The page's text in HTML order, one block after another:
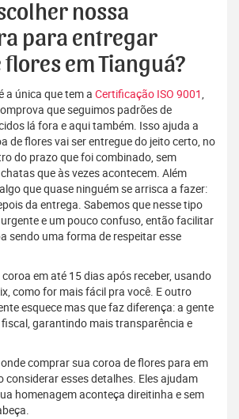
nossa
para entregar
flores em Tianguá?
a única que tem a Certificação ISO 9001,
que seguimos padrões de
lá fora e aqui também. Isso ajuda a
de flores vai ser entregue do jeito certo, no
do prazo que foi combinado, sem
que às vezes acontecem. Além
que quase ninguém se arrisca a fazer:
da entrega. Sabemos que nesse tipo
e um pouco confuso, então facilitar
sendo uma forma de respeitar esse
em até 15 dias após receber, usando
como for mais fácil pra você. E outro
esquece mas que faz diferença: a gente
garantindo mais transparência e
comprar sua coroa de flores para em
considerar esses detalhes. Eles ajudam
homenagem aconteça direitinha e sem